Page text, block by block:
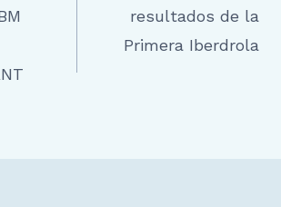
resultados de la
Primera Iberdrola